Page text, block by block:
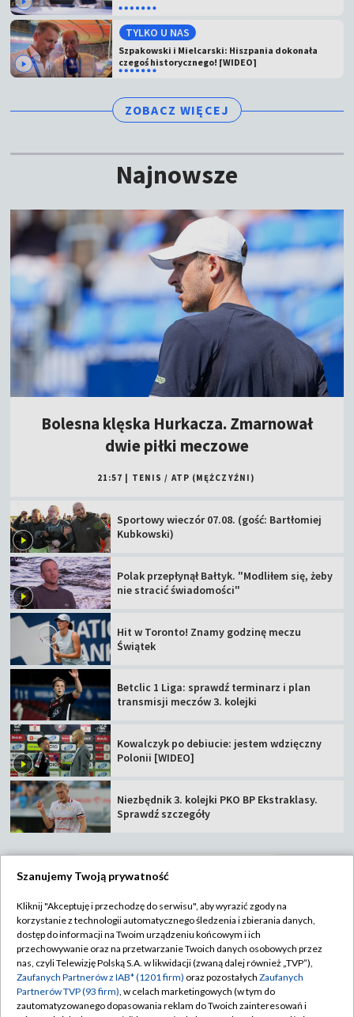
TYLKO U NAS
Szpakowski i Mielcarski: Hiszpania dokonała
czegoś historycznego! [WIDEO]
ZOBACZ WIĘCEJ
Najnowsze
Bolesna klęska Hurkacza. Zmarnował
dwie piłki meczowe
21:57 TENIS / ATP (MĘŻCZYŹNI)
Sportowy wieczór 07.08. (gość: Bartłomiej
Kubkowski)
Polak przepłynął Bałtyk. "Modliłem się, żeby
nie stracić świadomości"
Hit w Toronto! Znamy godzinę meczu
Świątek
Betclic 1 Liga: sprawdź terminarz i plan
transmisji meczów 3. kolejki
Kowalczyk po debiucie: jestem wdzięczny
Polonii [WIDEO]
Niezbędnik 3. kolejki PKO BP Ekstraklasy.
Sprawdź szczegóły
Abonament TVP
Sklep TVP
Biuro Reklamy
Oferta Handlowa
Regulamin TVP
Polityka prywatności
Moje zgody
Biuro reklamy
Szanujemy Twoją prywatność
Kliknij "Akceptuję i przechodzę do serwisu", aby wyrazić zgody na
korzystanie z technologii automatycznego śledzenia i zbierania danych,
dostęp do informacji na Twoim urządzeniu końcowym i ich
przechowywanie oraz na przetwarzanie Twoich danych osobowych przez
nas, czyli Telewizję Polską S.A. w likwidacji (zwaną dalej również „TVP”),
Zaufanych Partnerów z IAB* (1201 firm) oraz pozostałych Zaufanych
Partnerów TVP (93 firm), w celach marketingowych (w tym do
zautomatyzowanego dopasowania reklam do Twoich zainteresowań i